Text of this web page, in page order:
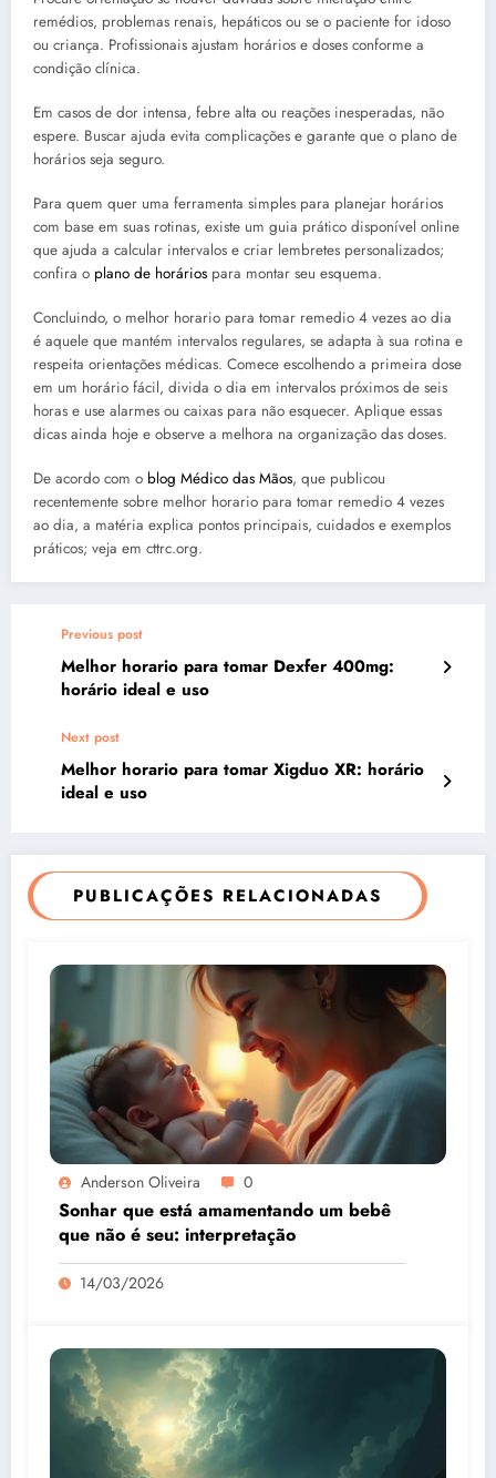
remédios, problemas renais, hepáticos ou se o paciente for idoso
ou criança. Profissionais ajustam horários e doses conforme a
condição clínica.
Em casos de dor intensa, febre alta ou reações inesperadas, não
espere. Buscar ajuda evita complicações e garante que o plano de
horários seja seguro.
Para quem quer uma ferramenta simples para planejar horários
com base em suas rotinas, existe um guia prático disponível online
que ajuda a calcular intervalos e criar lembretes personalizados;
confira o plano de horários para montar seu esquema.
Concluindo, o melhor horario para tomar remedio 4 vezes ao dia
é aquele que mantém intervalos regulares, se adapta à sua rotina e
respeita orientações médicas. Comece escolhendo a primeira dose
em um horário fácil, divida o dia em intervalos próximos de seis
horas e use alarmes ou caixas para não esquecer. Aplique essas
dicas ainda hoje e observe a melhora na organização das doses.
De acordo com o blog Médico das Mãos, que publicou
recentemente sobre melhor horario para tomar remedio 4 vezes
ao dia, a matéria explica pontos principais, cuidados e exemplos
práticos; veja em cttrc.org.
Previous post
Melhor horario para tomar Dexfer 400mg:
horário ideal e uso
Next post
Melhor horario para tomar Xigduo XR: horário
ideal e uso
PUBLICAÇÕES RELACIONADAS
Anderson Oliveira 0
Sonhar que está amamentando um bebê
que não é seu: interpretação
14/03/2026